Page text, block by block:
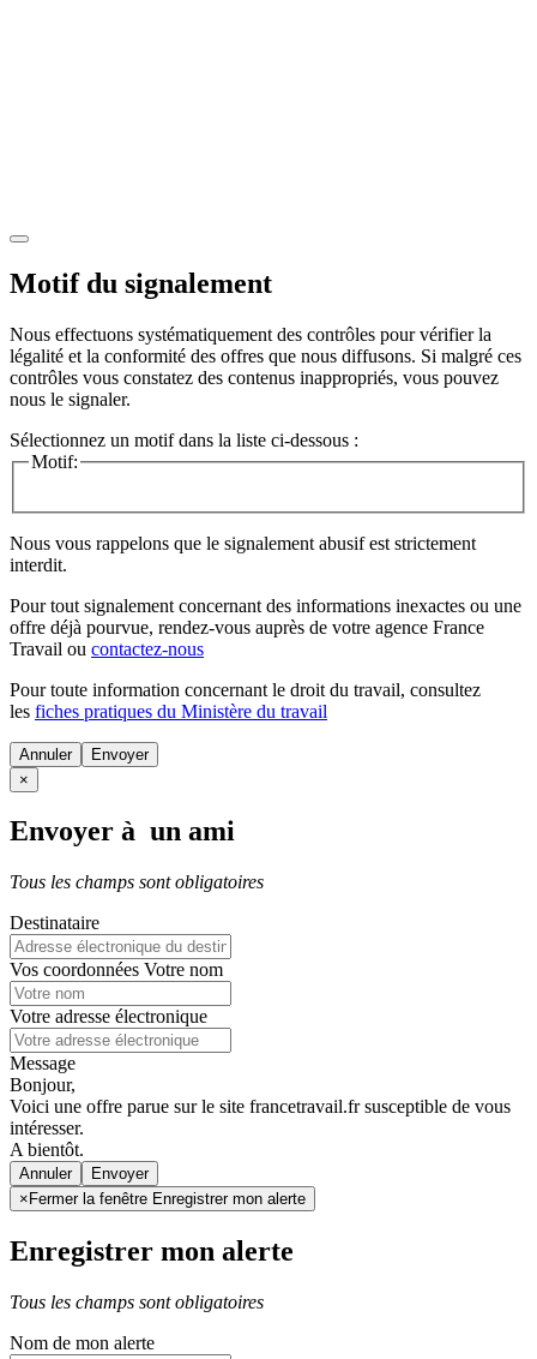
Motif du signalement
Nous effectuons systématiquement des contrôles pour vérifier la
légalité et la conformité des offres que nous diffusons. Si malgré ces
contrôles vous constatez des contenus inappropriés, vous pouvez
nous le signaler.
Sélectionnez un motif dans la liste ci-dessous :
Motif:
Nous vous rappelons que le signalement abusif est strictement
interdit.
Pour tout signalement concernant des informations inexactes ou une
offre déjà pourvue, rendez-vous auprès de votre agence France
Travail ou contactez-nous
Pour toute information concernant le droit du travail, consultez
les fiches pratiques du Ministère du travail
Annuler
×
Envoyer à un ami
Tous les champs sont obligatoires
Destinataire
Vos coordonnées Votre nom
Votre adresse électronique
Message
Bonjour,
Voici une offre parue sur le site francetravail.fr susceptible de vous
intéresser.
A bientôt.
Annuler
× Fermer la fenêtre Enregistrer mon alerte
Enregistrer mon alerte
Tous les champs sont obligatoires
Nom de mon alerte